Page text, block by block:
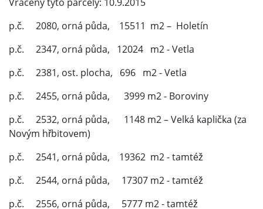
p.č. 2080, orná půda, 15511 m2 – Holetín
p.č. 2347, orná půda, 12024 m2 - Vetla
p.č. 2381, ost. plocha, 696 m2 - Vetla
p.č. 2455, orná půda, 3999 m2 - Boroviny
p.č. 2532, orná půda, 1148 m2 – Velká kaplička (za
Novým hřbitovem)
p.č. 2541, orná půda, 19362 m2 - tamtéž
p.č. 2544, orná půda, 17307 m2 - tamtéž
p.č. 2556, orná půda, 5777 m2 - tamtéž